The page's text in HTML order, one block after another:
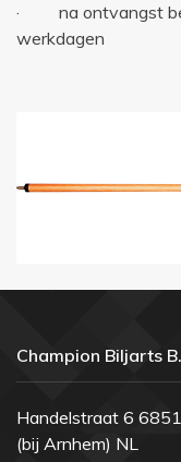
· na ontvangst
werkdagen
Champion Biljarts
Handelstraat 6
(bij Arnhem) NL